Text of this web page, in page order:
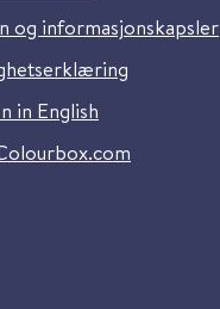
og informasjonskapsler
in English